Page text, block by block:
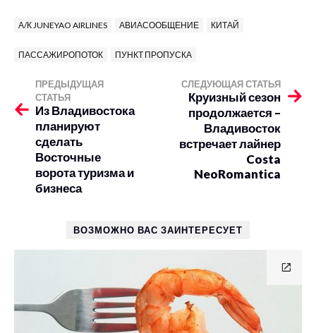
А/К JUNEYAO AIRLINES АВИАСООБЩЕНИЕ КИТАЙ
ПАССАЖИРОПОТОК ПУНКТ ПРОПУСКА
ПРЕДЫДУЩАЯ
СТАТЬЯ
Из Владивостока
планируют
сделать
Восточные
ворота туризма и
бизнеса
СЛЕДУЮЩАЯ СТАТЬЯ
Круизный сезон
продолжается –
Владивосток
встречает лайнер
Costa
NeoRomantica
ВОЗМОЖНО ВАС ЗАИНТЕРЕСУЕТ